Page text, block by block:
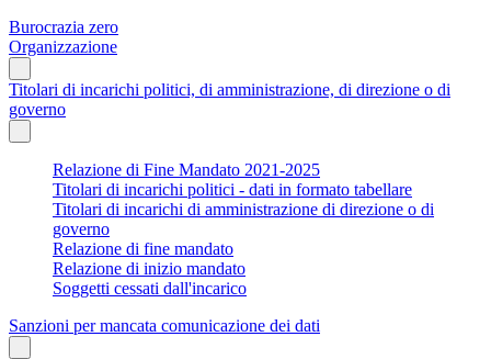
Burocrazia zero
Organizzazione
Titolari di incarichi politici, di amministrazione, di direzione o di
governo
Relazione di Fine Mandato 2021-2025
Titolari di incarichi politici - dati in formato tabellare
Titolari di incarichi di amministrazione di direzione o di
governo
Relazione di fine mandato
Relazione di inizio mandato
Soggetti cessati dall'incarico
Sanzioni per mancata comunicazione dei dati